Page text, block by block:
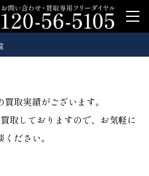
取実績がございます。
取しておりますので、お気軽に
ください。